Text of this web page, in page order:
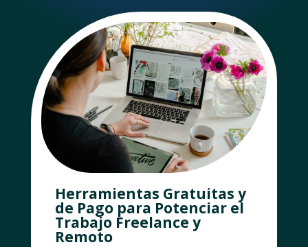
Herramientas Gratuitas y
de Pago para Potenciar el
Trabajo Freelance y
Remoto